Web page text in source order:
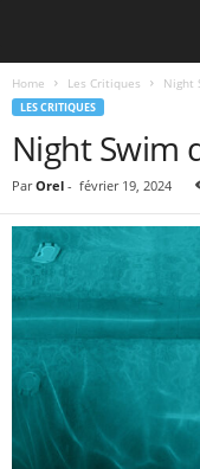
Home Les Critiques Night
LES CRITIQUES
Night Swim
Par Orel - février 19, 2024